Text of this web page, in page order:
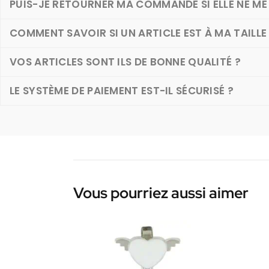
PUIS-JE RETOURNER MA COMMANDE SI ELLE NE
COMMENT SAVOIR SI UN ARTICLE EST À MA
VOS ARTICLES SONT ILS DE BONNE QUALITÉ ?
LE SYSTÈME DE PAIEMENT EST-IL SÉCURISÉ ?
Vous pourriez aussi aimer